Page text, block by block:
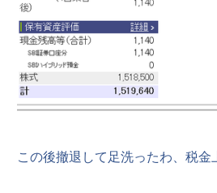
この後撤退して足洗ったわ、税金